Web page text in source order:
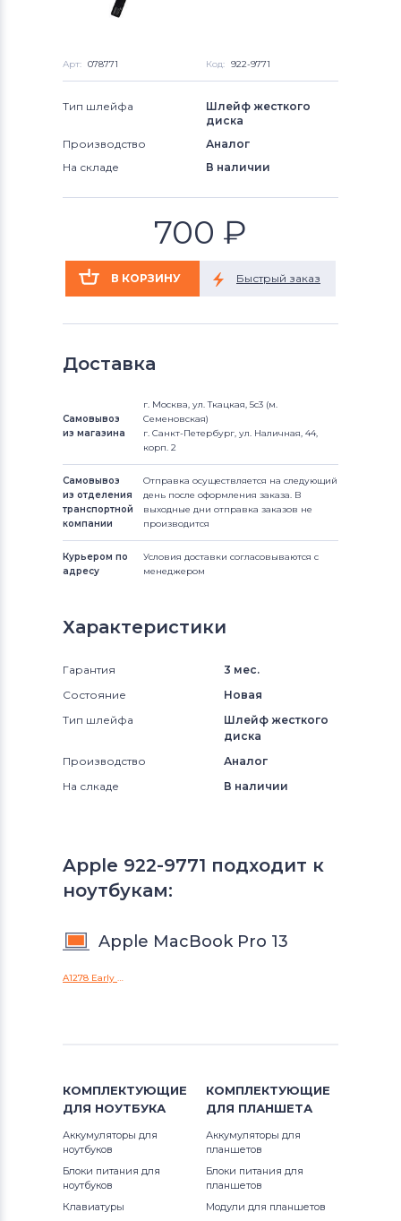
Арт: 078771 Код: 922-9771
Тип шлейфа
Шлейф жесткого
диска
Производство
Аналог
На складе
В наличии
700 ₽
Доставка
Самовывоз
из магазина
г. Москва, ул. Ткацкая, 5с3 (м.
Семеновская)
г. Санкт-Петербург, ул. Наличная, 44,
корп. 2
Самовывоз
из отделения
транспортной
компании
Отправка осуществляется на следующий
день после оформления заказа. В
выходные дни отправка заказов не
производится
Курьером по
адресу
Условия доставки согласовываются с
менеджером
Характеристики
Гарантия
3 мес.
Состояние
Новая
Тип шлейфа
Шлейф жесткого
диска
Производство
Аналог
На слкаде
В наличии
Apple 922-9771 подходит к
ноутбукам:
Apple MacBook Pro 13
A1278 Early 2011 Late 2011
КОМПЛЕКТУЮЩИЕ
ДЛЯ НОУТБУКА
Аккумуляторы для
ноутбуков
Блоки питания для
ноутбуков
Клавиатуры
КОМПЛЕКТУЮЩИЕ
ДЛЯ ПЛАНШЕТА
Аккумуляторы для
планшетов
Блоки питания для
планшетов
Модули для планшетов